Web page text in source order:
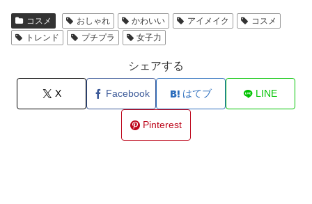
コスメ おしゃれ かわいい アイメイク
コスメ
トレンド
プチプラ 女子力
シェアする
X Facebook はてブ LINE
Pinterest